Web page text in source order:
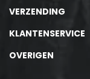
VERZENDING
KLANTENSERVICE
OVERIGEN